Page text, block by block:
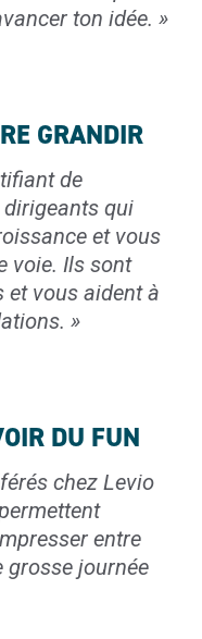
ton idée. »
GRANDIR
de
dirigeants qui
et vous
voie. Ils sont
et vous aident à
»
DU FUN
chez Levio
entre
grosse journée